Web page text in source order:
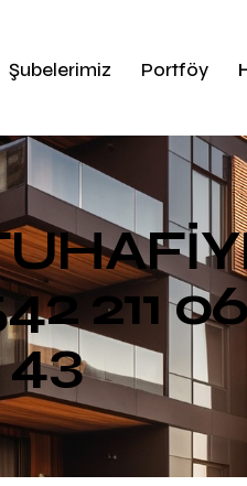
Şubelerimiz Portföy
211